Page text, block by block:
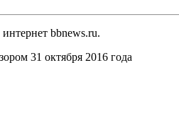
bbnews.ru.
31 октября 2016 года